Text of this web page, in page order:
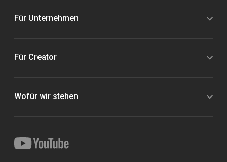
Für Unternehmen
Für Creator
Wofür wir stehen